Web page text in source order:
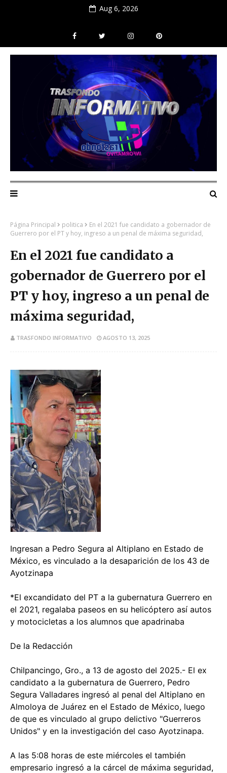
Aug 6, 2026
Página Principal politica
En el 2021 fue candidato a gobernador de
Guerrero por el PT y hoy, ingreso a un penal de máxima seguridad,
En el 2021 fue candidato a
gobernador de Guerrero por el
PT y hoy, ingreso a un penal de
máxima seguridad,
TRASFONDO INFORMATIVO AGOSTO 13, 2025
Ingresan a Pedro Segura al Altiplano en Estado de
México, es vinculado a la desaparición de los 43 de
Ayotzinapa
*El excandidato del PT a la gubernatura Guerrero en
el 2021, regalaba paseos en su helicóptero así autos
y motocicletas a los alumnos que apadrinaba
De la Redacción
Chilpancingo, Gro., a 13 de agosto del 2025.- El ex
candidato a la gubernatura de Guerrero, Pedro
Segura Valladares ingresó al penal del Altiplano en
Almoloya de Juárez en el Estado de México, luego
de que es vinculado al grupo delictivo "Guerreros
Unidos" y en la investigación del caso Ayotzinapa.
A las 5:08 horas de este miércoles el también
empresario ingresó a la cárcel de máxima seguridad,